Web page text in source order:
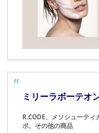
ミリーラボーテオ
R.CODE、メソシューテ
ボ、その他の商品